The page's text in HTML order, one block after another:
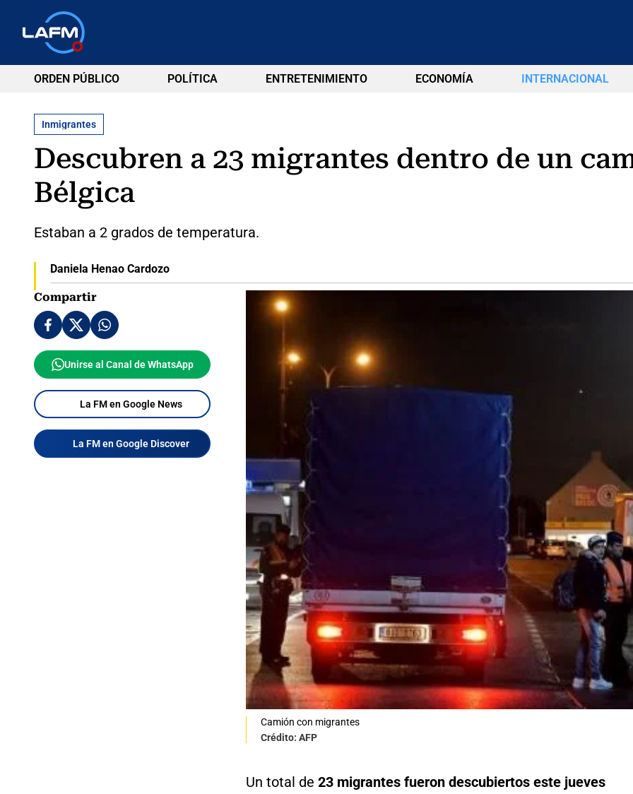
ORDEN PÚBLICO POLÍTICA ENTRETENIMIENTO ECONOMÍA INTERNACIONAL
Inmigrantes
Descubren a 23 migrantes dentro de un
Bélgica
Estaban a 2 grados de temperatura.
Daniela Henao Cardozo
Compartir
Unirse al Canal de WhatsApp
La FM en Google News
La FM en Google Discover
Camión con migrantes
Crédito: AFP
Un total de 23 migrantes fueron descubiertos este jueves